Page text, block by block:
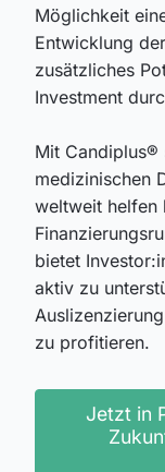
Möglichkeit
Entwicklung
zusätzliches
Investment
Mit Candiplus®
medizinischen
weltweit helfen
bietet
aktiv zu
zu profitieren.
Jetzt in